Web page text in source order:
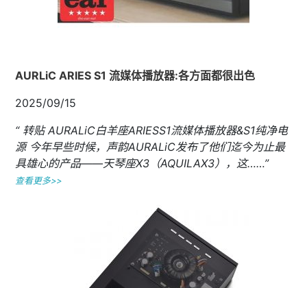
AURLiC ARIES S1 流媒体播放器:各方面都很出色
2025/09/15
“ 转贴 AURALiC白羊座ARIESS1流媒体播放器&S1纯净电
源 今年早些时候，声韵AURALiC发布了他们迄今为止最
具雄心的产品——天琴座X3（AQUILAX3），这……”
查看更多>>